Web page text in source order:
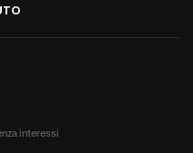
interessi